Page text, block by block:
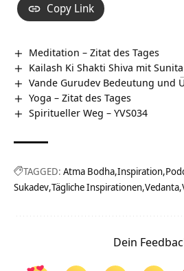
Copy Link
Meditation – Zitat des Tages
Kailash Ki Shakti Shiva mit Sunita
Vande Gurudev Bedeutung und
Yoga – Zitat des Tages
Spiritueller Weg – YVS034
TAGGED: Atma Bodha Inspiration
Sukadev Tägliche Inspirationen Vedanta
Dein